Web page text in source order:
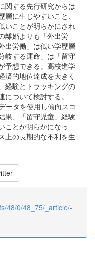
関する先行研究からは
に生じやすいこと、
いことが明らかにされ
離婚よりも「外出労
出労働」は低い学歴層
岐する運命」は「留守
予想できる。高校進学
済的地位達成を大きく
経験とトラッキングの
ついて検討する。
ータを使用し傾向スコ
果、「留守児童」経験
ことが明らかになっ
上の長期的な不利を生
48/0/48_75/_article/-